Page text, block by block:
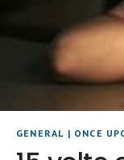
GENERAL | ONCE